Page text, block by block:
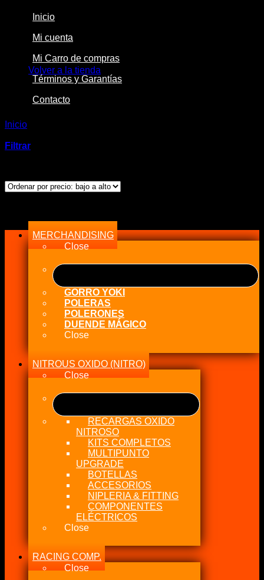
Volver a la tienda
Inicio
Mi cuenta
Mi Carro de compras
Términos y Garantías
Contacto
Inicio
Filtrar
MERCHANDISING
Close
GORRO YOKI
POLERAS
POLERONES
DUENDE MÁGICO
Close
NITROUS OXIDO (NITRO)
Close
RECARGAS OXIDO
NITROSO
KITS COMPLETOS
MULTIPUNTO
UPGRADE
BOTELLAS
ACCESORIOS
NIPLERIA & FITTING
COMPONENTES
ELÉCTRICOS
Close
RACING COMP.
Close